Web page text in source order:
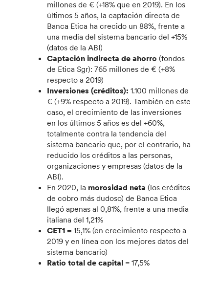
millones de € (+18% que en 2019). En los
últimos 5 años, la captación directa de
Banca Etica ha crecido un 88%, frente a
una media del sistema bancario del +15%
(datos de la ABI)
Captación indirecta de ahorro(fondos
de Etica Sgr): 765 millones de € (+8%
respecto a 2019)
Inversiones (créditos): 1.100 millones de
€ (+9% respecto a 2019). También en este
caso, el crecimiento de las inversiones
en los últimos 5 años es del +60%,
totalmente contra la tendencia del
sistema bancario que, por el contrario, ha
reducido los créditos a las personas,
organizaciones y empresas (datos de la
ABI).
En 2020, la morosidad neta (los créditos
de cobro más dudoso) de Banca Etica
llegó apenas al 0,81%, frente a una media
italiana del 1,21%
CET1 =15,1% (en crecimiento respecto a
2019 y en línea con los mejores datos del
sistema bancario)
Ratio total de capital = 17,5%